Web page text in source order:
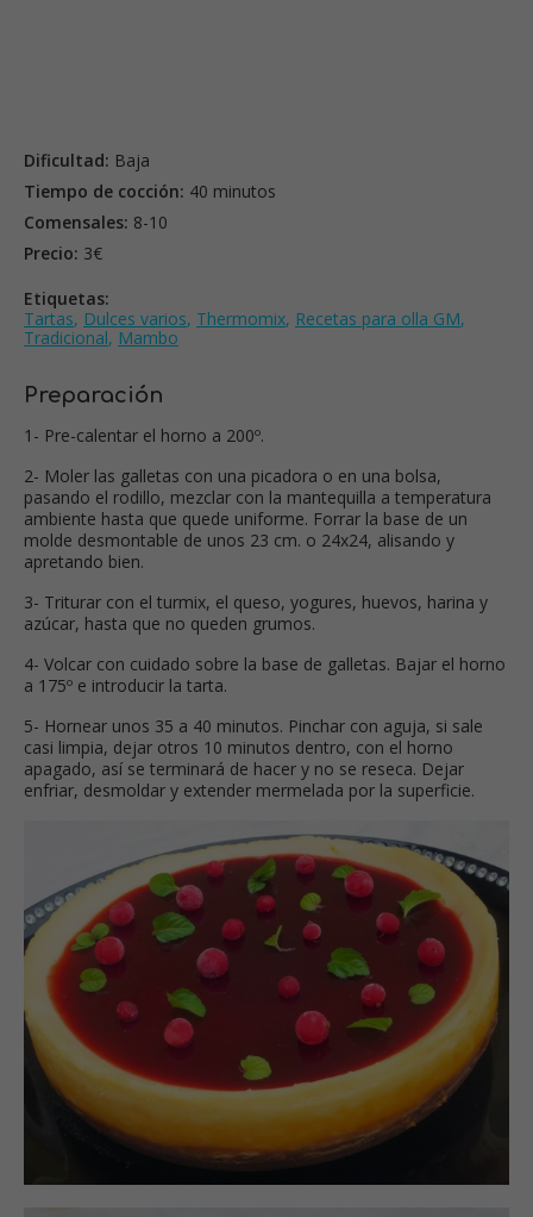
Dificultad: Baja
Tiempo de cocción: 40 minutos
Comensales: 8-10
Precio: 3€
Etiquetas:
Tartas, Dulces varios, Thermomix, Recetas para olla GM,
Tradicional, Mambo
Preparación
1- Pre-calentar el horno a 200º.
2- Moler las galletas con una picadora o en una bolsa,
pasando el rodillo, mezclar con la mantequilla a temperatura
ambiente hasta que quede uniforme. Forrar la base de un
molde desmontable de unos 23 cm. o 24x24, alisando y
apretando bien.
3- Triturar con el turmix, el queso, yogures, huevos, harina y
azúcar, hasta que no queden grumos.
4- Volcar con cuidado sobre la base de galletas. Bajar el horno
a 175º e introducir la tarta.
5- Hornear unos 35 a 40 minutos. Pinchar con aguja, si sale
casi limpia, dejar otros 10 minutos dentro, con el horno
apagado, así se terminará de hacer y no se reseca. Dejar
enfriar, desmoldar y extender mermelada por la superficie.